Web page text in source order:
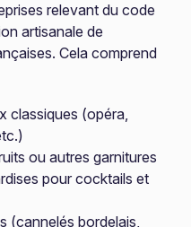
relevant du code
artisanale de
Cela comprend
classiques (opéra,
ou autres garnitures
pour cocktails et
(cannelés bordelais,